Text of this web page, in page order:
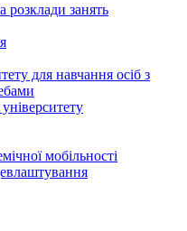
розклади занять
для навчання осіб з
мобільності